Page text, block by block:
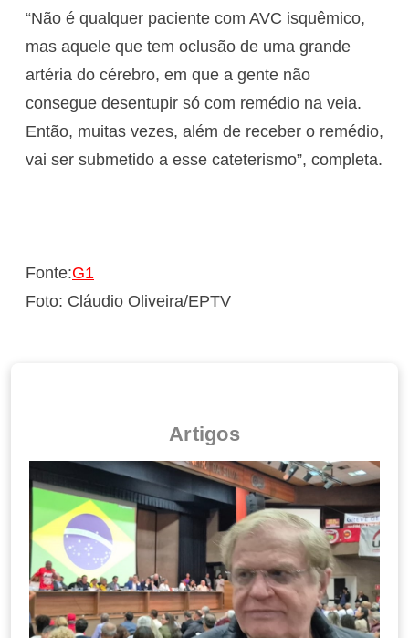
“Não é qualquer paciente com AVC isquêmico,
mas aquele que tem oclusão de uma grande
artéria do cérebro, em que a gente não
consegue desentupir só com remédio na veia.
Então, muitas vezes, além de receber o remédio,
vai ser submetido a esse cateterismo”, completa.
Fonte:G1
Foto: Cláudio Oliveira/EPTV
Artigos